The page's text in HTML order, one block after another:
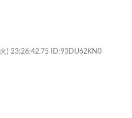
) 23:26:42.75 ID:93DU62KN0